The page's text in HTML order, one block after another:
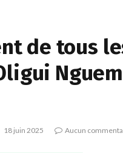
de tous
18 juin 2025 Aucun